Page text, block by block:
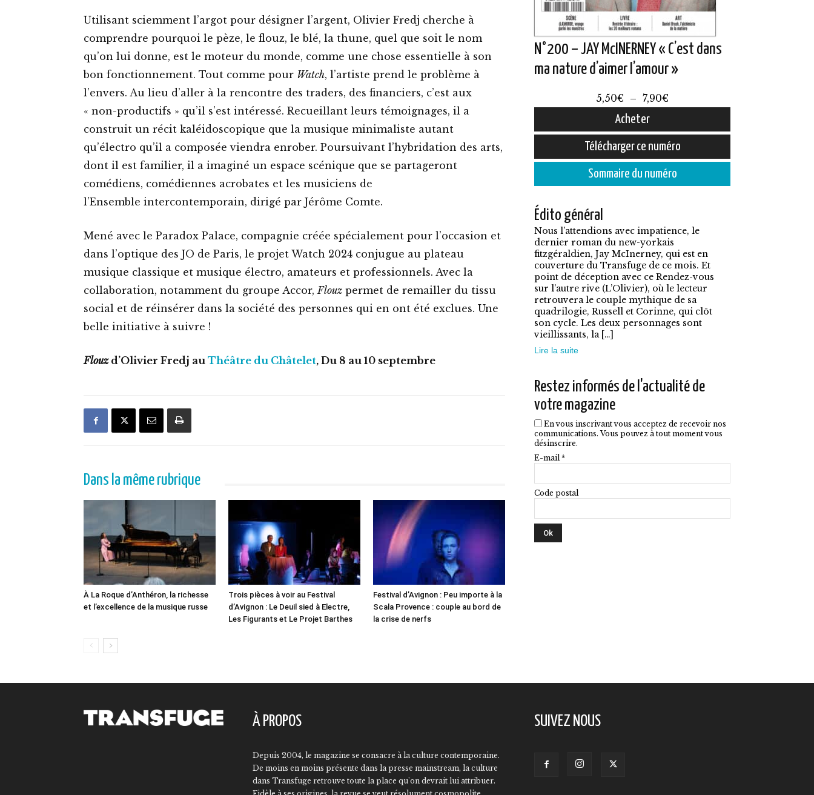
Utilisant sciemment l’argot pour désigner l’argent, Olivier Fredj cherche à
comprendre pourquoi le pèze, le flouz, le blé, la thune, quel que soit le nom
qu’on lui donne, est le moteur du monde, comme une chose essentielle à son
bon fonctionnement. Tout comme pour Watch, l’artiste prend le problème à
l’envers. Au lieu d’aller à la rencontre des traders, des financiers, c’est aux
« non-productifs » qu’il s’est intéressé. Recueillant leurs témoignages, il a
construit un récit kaléidoscopique que la musique minimaliste autant
qu’électro qu’il a composée viendra enrober. Poursuivant l’hybridation des arts,
dont il est familier, il a imaginé un espace scénique que se partageront
comédiens, comédiennes acrobates et les musiciens de
l’Ensemble intercontemporain, dirigé par Jérôme Comte.
Mené avec le Paradox Palace, compagnie créée spécialement pour l’occasion et
dans l’optique des JO de Paris, le projet Watch 2024 conjugue au plateau
musique classique et musique électro, amateurs et professionnels. Avec la
collaboration, notamment du groupe Accor,Flouz permet de remailler du tissu
social et de réinsérer dans la société des personnes qui en ont été exclues. Une
belle initiative à suivre !
Flouzd’Olivier Fredj au Théâtre du Châtelet, Du 8 au 10 septembre
Dans la même rubrique
À La Roque d’Anthéron, la richesse
et l’excellence de la musique russe
Trois pièces à voir au Festival
d’Avignon : Le Deuil sied à Electre,
Les Figurants et Le Projet Barthes
Festival d’Avignon : Peu importe à la
Scala Provence : couple au bord de
la crise de nerfs
N°200 – JAY McINERNEY « C’est dans
ma nature d’aimer l’amour »
5,50€ – 7,90€
prix :
5,50€
à
7,90€
Acheter
produit
variations.
Les
options
peuvent
être
choisies
sur
du
produit
Télécharger ce numéro
Sommaire du numéro
Édito général
Nous l’attendions avec impatience, le
dernier roman du new-yorkais
fitzgéraldien, Jay McInerney, qui est en
couverture du Transfuge de ce mois. Et
point de déception avec ce Rendez-vous
sur l’autre rive (L’Olivier), où le lecteur
retrouvera le couple mythique de sa
quadrilogie, Russell et Corinne, qui clôt
son cycle. Les deux personnages sont
vieillissants, la […]
Lire la suite
Restez informés de l'actualité de
votre magazine
En vous inscrivant vous acceptez de recevoir nos
communications. Vous pouvez à tout moment vous
désinscrire.
E-mail *
Code postal
À PROPOS
Depuis 2004, le magazine se consacre à la culture contemporaine.
De moins en moins présente dans la presse mainstream, la culture
dans Transfuge retrouve toute la place qu'on devrait lui attribuer.
SUIVEZ NOUS